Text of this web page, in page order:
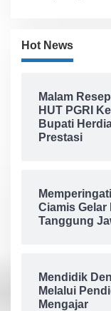
Hot News
Malam
HUT PGRI
Bupati
Prestasi
Ciamis
Tanggung
Mendidik
Melalui
Mengajar